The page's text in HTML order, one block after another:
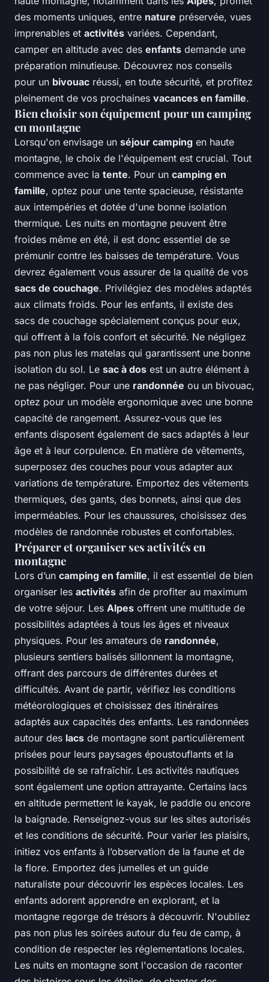
des moments uniques, entre nature préservée, vues
imprenables et activités variées. Cependant,
camper en altitude avec des enfants demande une
préparation minutieuse. Découvrez nos conseils
pour un bivouac réussi, en toute sécurité, et profitez
pleinement de vos prochaines vacances en famille.
Bien choisir son équipement pour un camping
en montagne
Lorsqu'on envisage un séjour camping en haute
montagne, le choix de l'équipement est crucial. Tout
commence avec la tente. Pour un camping en
famille, optez pour une tente spacieuse, résistante
aux intempéries et dotée d'une bonne isolation
thermique. Les nuits en montagne peuvent être
froides même en été, il est donc essentiel de se
prémunir contre les baisses de température. Vous
devrez également vous assurer de la qualité de vos
sacs de couchage. Privilégiez des modèles adaptés
aux climats froids. Pour les enfants, il existe des
sacs de couchage spécialement conçus pour eux,
qui offrent à la fois confort et sécurité. Ne négligez
pas non plus les matelas qui garantissent une bonne
isolation du sol. Le sac à dos est un autre élément à
ne pas négliger. Pour une randonnée ou un bivouac,
optez pour un modèle ergonomique avec une bonne
capacité de rangement. Assurez-vous que les
enfants disposent également de sacs adaptés à leur
âge et à leur corpulence. En matière de vêtements,
superposez des couches pour vous adapter aux
variations de température. Emportez des vêtements
thermiques, des gants, des bonnets, ainsi que des
imperméables. Pour les chaussures, choisissez des
modèles de randonnée robustes et confortables.
Préparer et organiser ses activités en
montagne
Lors d’un camping en famille, il est essentiel de bien
organiser les activités afin de profiter au maximum
de votre séjour. Les Alpes offrent une multitude de
possibilités adaptées à tous les âges et niveaux
physiques. Pour les amateurs de randonnée,
plusieurs sentiers balisés sillonnent la montagne,
offrant des parcours de différentes durées et
difficultés. Avant de partir, vérifiez les conditions
météorologiques et choisissez des itinéraires
adaptés aux capacités des enfants. Les randonnées
autour des lacs de montagne sont particulièrement
prisées pour leurs paysages époustouflants et la
possibilité de se rafraîchir. Les activités nautiques
sont également une option attrayante. Certains lacs
en altitude permettent le kayak, le paddle ou encore
la baignade. Renseignez-vous sur les sites autorisés
et les conditions de sécurité. Pour varier les plaisirs,
initiez vos enfants à l’observation de la faune et de
la flore. Emportez des jumelles et un guide
naturaliste pour découvrir les espèces locales. Les
enfants adorent apprendre en explorant, et la
montagne regorge de trésors à découvrir. N'oubliez
pas non plus les soirées autour du feu de camp, à
condition de respecter les réglementations locales.
Les nuits en montagne sont l'occasion de raconter